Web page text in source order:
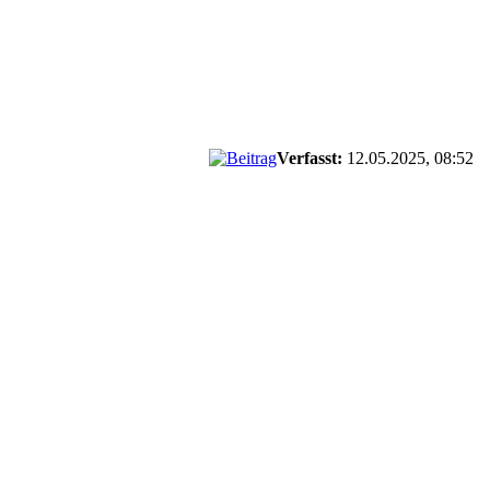
Verfasst: 12.05.2025, 08:52